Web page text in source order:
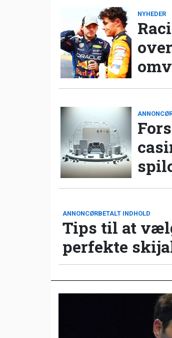
NYHEDER
ANNONCØRBETALT INDHOLD
Tips til at
perfekte